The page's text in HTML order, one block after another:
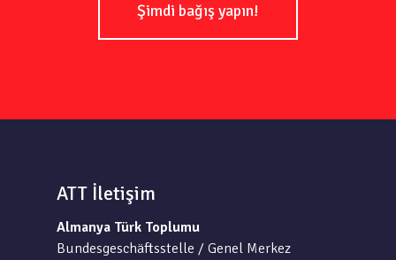
Şimdi bağış yapın!
ATT İletişim
Almanya Türk Toplumu
Bundesgeschäftsstelle / Genel Merkez